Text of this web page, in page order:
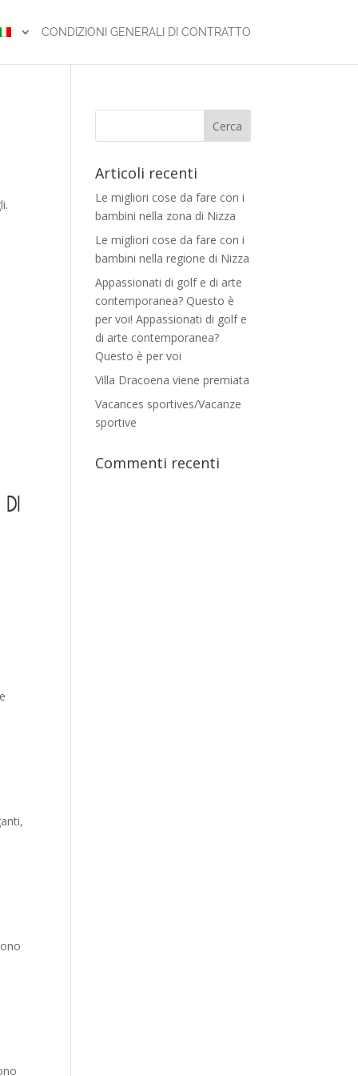
CONDIZIONI GENERALI DI CONTRATTO
Articoli recenti
Le migliori cose da fare con i
bambini nella zona di Nizza
Le migliori cose da fare con i
bambini nella regione di Nizza
Appassionati di golf e di arte
contemporanea? Questo è
per voi! Appassionati di golf e
di arte contemporanea?
Questo è per voi
Villa Dracoena viene premiata
Vacances sportives/Vacanze
sportive
Commenti recenti